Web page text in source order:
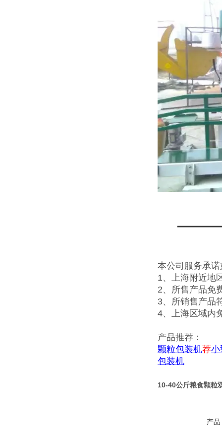
本公司服务承
1、上海附近地
2、所售产品免
3、所销售产品
4、上海区域内
产品推荐：
颗粒包装机荐小
包装机
10-40公斤粮食颗粒
产品